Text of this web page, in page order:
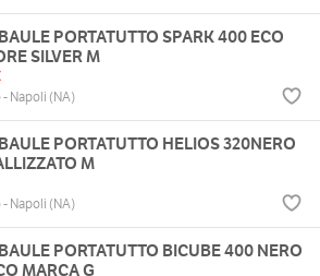
PORTATUTTO SPARK 400 ECO
SILVER M
- Napoli (NA)
PORTATUTTO HELIOS 320NERO
M
- Napoli (NA)
PORTATUTTO BICUBE 400 NERO
MARCA G